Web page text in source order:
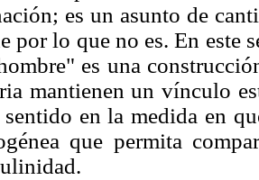
es un asunto de
por lo que no es. En este
es una
mantienen un vínculo
sentido en la medida en
que permita